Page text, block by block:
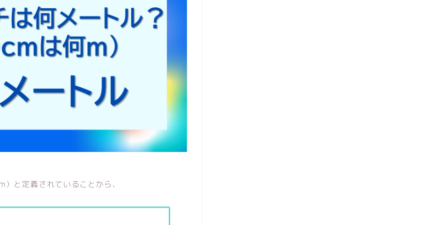
と定義されていることから、